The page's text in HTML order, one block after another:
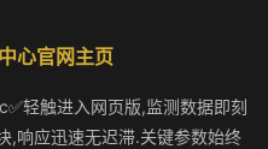
心官网主页
轻触进入网页版,监测数据即刻
,响应迅速无迟滞.关键参数始终